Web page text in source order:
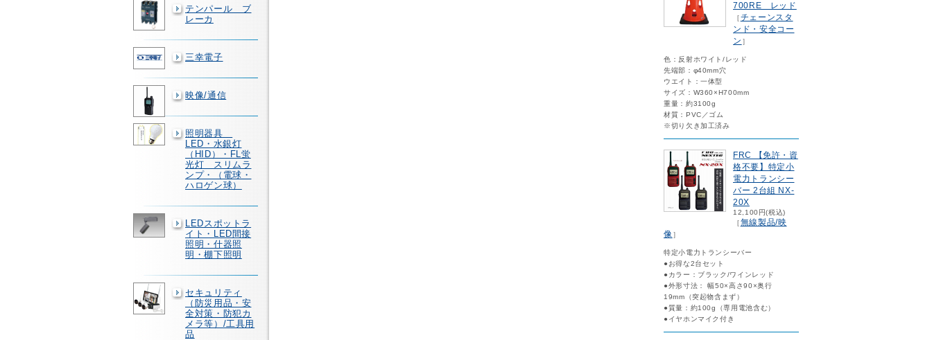
テンパール ブ
レーカ
三幸電子
映像/通信
照明器具
LED・水銀灯
（HID）・FL蛍
光灯 スリムラ
ンプ・（電球・
ハロゲン球）
LEDスポットラ
イト・LED間接
照明・什器照
明・棚下照明
セキュリティ
（防災用品・安
全対策・防犯カ
メラ等）/工具用
品
700RE レッド
［チェーンスタ
ンド・安全コー
ン ］
色：反射ホワイト/レッド
先端部：φ40mm穴
ウエイト：一体型
サイズ：W360×H700mm
重量：約3100g
材質：PVC／ゴム
※切り欠き加工済み
FRC 【免許・資
格不要】特定小
電力トランシー
バー 2台組 NX-
20X
12,100円(税込)
［無線製品/映
像］
特定小電力トランシーバー
●お得な2台セット
●カラー：ブラック/ワインレッド
●外形寸法： 幅50×高さ90×奥行
19mm（突起物含まず）
●質量：約100g（専用電池含む）
●イヤホンマイク付き